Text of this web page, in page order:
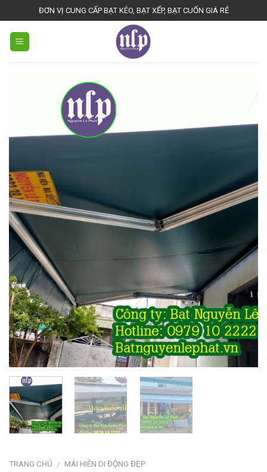
to
content
ĐƠN VỊ CUNG CẤP BẠT KÉO, BẠT XẾP, BẠT CUỐN GIÁ RẺ
TRANG CHỦ / MÁI HIÊN DI ĐỘNG ĐẸP